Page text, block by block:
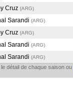
Cruz (ARG)
Sarandi (ARG)
Cruz (ARG)
Sarandi (ARG)
Sarandi (ARG)
détail de chaque saison ou